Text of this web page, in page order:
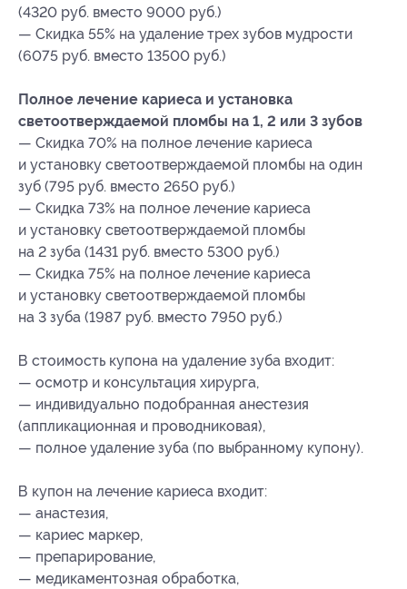
(4320 руб. вместо 9000 руб.)
— Скидка 55% на удаление трех зубов мудрости
(6075 руб. вместо 13500 руб.)
Полное лечение кариеса и установка
светоотверждаемой пломбы на 1, 2 или 3 зубов
— Скидка 70% на полное лечение кариеса
и установку светоотверждаемой пломбы на один
зуб (795 руб. вместо 2650 руб.)
— Скидка 73% на полное лечение кариеса
и установку светоотверждаемой пломбы
на 2 зуба (1431 руб. вместо 5300 руб.)
— Скидка 75% на полное лечение кариеса
и установку светоотверждаемой пломбы
на 3 зуба (1987 руб. вместо 7950 руб.)
В стоимость купона на удаление зуба входит:
— осмотр и консультация хирурга,
— индивидуально подобранная анестезия
(аппликационная и проводниковая),
— полное удаление зуба (по выбранному купону).
В купон на лечение кариеса входит:
— анастезия,
— кариес маркер,
— препарирование,
— медикаментозная обработка,